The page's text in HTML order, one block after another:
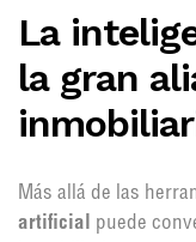
La
la gran
Más allá de las
artificial puede